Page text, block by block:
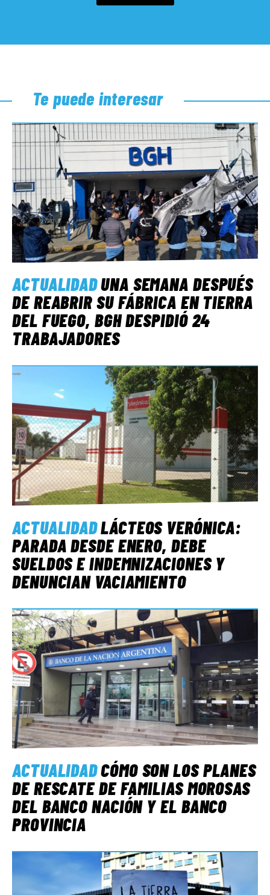
Te puede interesar
ACTUALIDADUNA SEMANA DESPUÉS
DE REABRIR SU FÁBRICA EN TIERRA
DEL FUEGO, BGH DESPIDIÓ 24
TRABAJADORES
ACTUALIDADLÁCTEOS VERÓNICA:
PARADA DESDE ENERO, DEBE
SUELDOS E INDEMNIZACIONES Y
DENUNCIAN VACIAMIENTO
ACTUALIDADCÓMO SON LOS PLANES
DE RESCATE DE FAMILIAS MOROSAS
DEL BANCO NACIÓN Y EL BANCO
PROVINCIA